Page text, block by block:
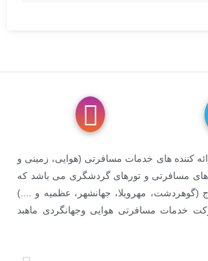
کننده های خدمات مسافرتی (هوایی، زمینی و
مسافرتی و تورهای گردشگری می باشد که
مهرویلا، جهانشهر، عظمیه و ....)
مسافرتی هوایی وجهانگردی ماهبد